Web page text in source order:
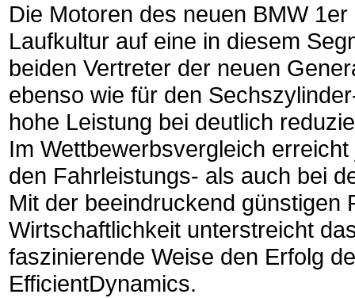
Die Motoren des neuen BMW
Laufkultur auf eine in diesem
beiden Vertreter der neuen
ebenso wie für den
hohe Leistung bei deutlich
Im Wettbewerbsvergleich
den Fahrleistungs- als auch bei
Mit der beeindruckend günstigen
Wirtschaftlichkeit unterstreicht
faszinierende Weise den Erfolg
EfficientDynamics.